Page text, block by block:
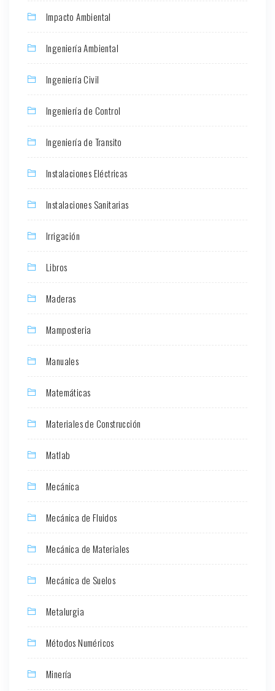
Impacto Ambiental
Ingeniería Ambiental
Ingeniería Civil
Ingeniería de Control
Ingeniería de Transito
Instalaciones Eléctricas
Instalaciones Sanitarias
Irrigación
Libros
Maderas
Mamposteria
Manuales
Matemáticas
Materiales de Construcción
Matlab
Mecánica
Mecánica de Fluidos
Mecánica de Materiales
Mecánica de Suelos
Metalurgia
Métodos Numéricos
Minería